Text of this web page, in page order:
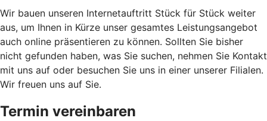
Wir bauen unseren Internetauftritt Stück für Stück weiter
aus, um Ihnen in Kürze unser gesamtes Leistungsangebot
auch online präsentieren zu können. Sollten Sie bisher
nicht gefunden haben, was Sie suchen, nehmen Sie Kontakt
mit uns auf oder besuchen Sie uns in einer unserer Filialen.
Wir freuen uns auf Sie.
Termin vereinbaren